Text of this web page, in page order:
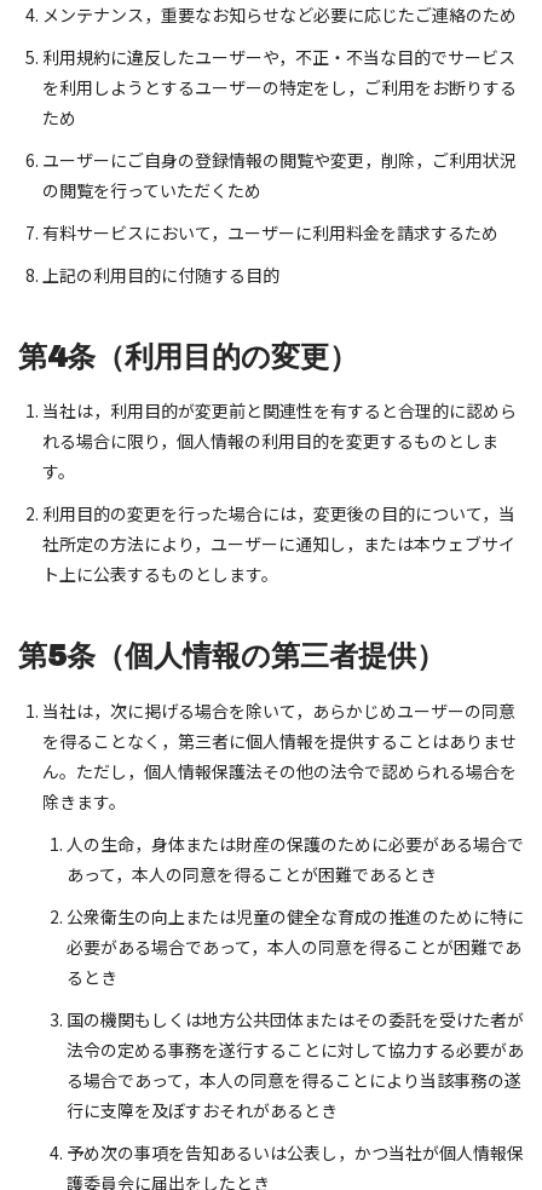
メンテナンス，重要なお知らせなど必要に応じたご連絡のため
利用規約に違反したユーザーや，不正・不当な目的でサービス
を利用しようとするユーザーの特定をし，ご利用をお断りする
ため
ユーザーにご自身の登録情報の閲覧や変更，削除，ご利用状況
の閲覧を行っていただくため
有料サービスにおいて，ユーザーに利用料金を請求するため
上記の利用目的に付随する目的
第4条（利用目的の変更）
当社は，利用目的が変更前と関連性を有すると合理的に認めら
れる場合に限り，個人情報の利用目的を変更するものとしま
す。
利用目的の変更を行った場合には，変更後の目的について，当
社所定の方法により，ユーザーに通知し，または本ウェブサイ
ト上に公表するものとします。
第5条（個人情報の第三者提供）
当社は，次に掲げる場合を除いて，あらかじめユーザーの同意
を得ることなく，第三者に個人情報を提供することはありませ
ん。ただし，個人情報保護法その他の法令で認められる場合を
除きます。
人の生命，身体または財産の保護のために必要がある場合で
あって，本人の同意を得ることが困難であるとき
公衆衛生の向上または児童の健全な育成の推進のために特に
必要がある場合であって，本人の同意を得ることが困難であ
るとき
国の機関もしくは地方公共団体またはその委託を受けた者が
法令の定める事務を遂行することに対して協力する必要があ
る場合であって，本人の同意を得ることにより当該事務の遂
行に支障を及ぼすおそれがあるとき
予め次の事項を告知あるいは公表し，かつ当社が個人情報保
護委員会に届出をしたとき